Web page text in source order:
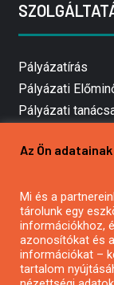
Pályázatírás
Pályázati
Pályázati
Mezőgazdasági
Pályázatírás
Pályázatírás
Pályázatfigyelés
Specifikus
Az Ön
Mi és a
tárolunk egy
információkhoz,
azonosítókat és
információkat –
tartalom